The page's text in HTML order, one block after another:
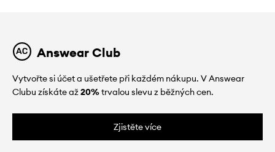
Answear Club
Vytvořte si účet a ušetřete při každém nákupu. V Answear
Clubu získáte až20%trvalou slevu z běžných cen.
Zjistěte více